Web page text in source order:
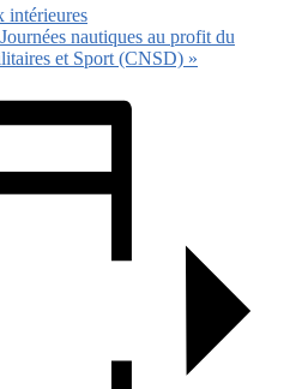
intérieures
nautiques au profit du
et Sport (CNSD) »